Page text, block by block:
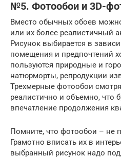
№5. Фотообои и 3D-
Вместо обычных обоев
или их более реалистичный
Рисунок выбирается в
помещения и предпочтений
пользуются природные и
натюрморты, репродукции
Трехмерные фотообои
реалистично и объемно, что
впечатление продолжения
Помните, что фотообои – не
Грамотно вписать их в
выбранный рисунок надо